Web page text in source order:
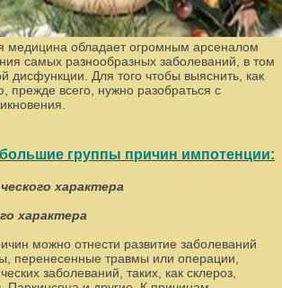
медицина обладает огромным арсеналом
самых разнообразных заболеваний, в том
дисфункции. Для того чтобы выяснить, как
прежде всего, нужно разобраться с
группы причин импотенции:
характера
характера
можно отнести развитие заболеваний
перенесенные травмы или операции,
заболеваний, таких, как склероз,